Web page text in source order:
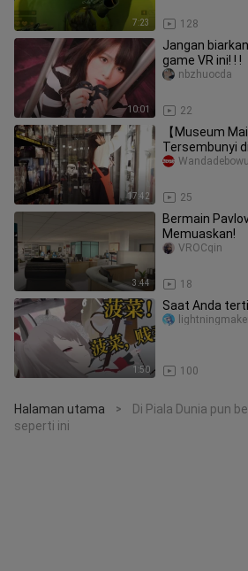
7:23 128
10:01
Jangan
game VR ini! ! !
22
nbzhuocda
17:42
【Museum
Tersembunyi
Menyusuri
25
3:44
Bermain
Memuaskan!
18
VROCqin
1:50
Saat Anda
100
Halaman utama >
Di Piala Dunia pun
seperti ini